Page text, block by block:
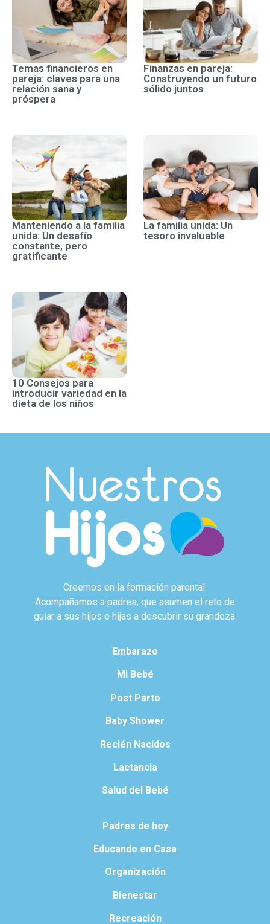
Temas financieros en
pareja: claves para una
relación sana y
próspera
Finanzas en pareja:
Construyendo un futuro
sólido juntos
Manteniendo a la familia
unida: Un desafío
constante, pero
gratificante
La familia unida: Un
tesoro invaluable
10 Consejos para
introducir variedad en la
dieta de los niños
Creemos en la formación parental.
Acompañamos a padres, que asumen el reto de
guiar a sus hijos e hijas a descubrir su grandeza.
Embarazo
Mi Bebé
Post Parto
Baby Shower
Recién Nacidos
Lactancia
Salud del Bebé
Padres de hoy
Educando en Casa
Organización
Bienestar
Recreación